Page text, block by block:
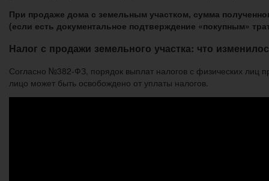
При продаже дома с земельным участком, сумма
(если есть документальное подтверждение «покупным»
Налог с продажи земельного участка: что
Согласно №382-ФЗ, порядок выплат налогов с физических лиц
лицо может быть освобождено от уплаты налогов.